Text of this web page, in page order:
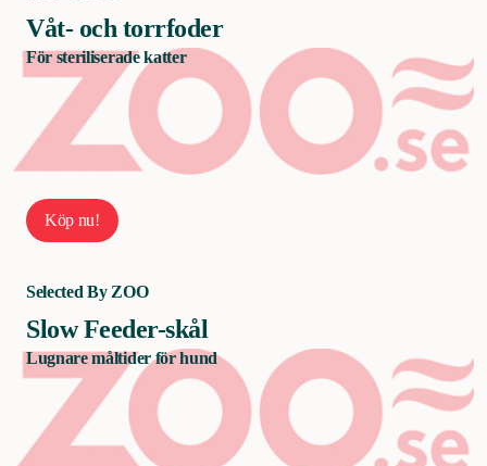
Våt- och torrfoder
För steriliserade katter
Köp nu!
Selected By ZOO
Slow Feeder-skål
Lugnare måltider för hund